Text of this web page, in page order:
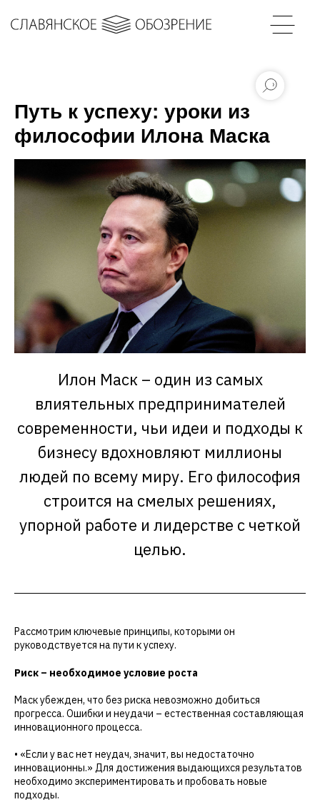
Путь к успеху: уроки из
философии Илона Маска
Илон Маск – один из самых
влиятельных предпринимателей
современности, чьи идеи и подходы к
бизнесу вдохновляют миллионы
людей по всему миру. Его философия
строится на смелых решениях,
упорной работе и лидерстве с четкой
целью.
Рассмотрим ключевые принципы, которыми он
руководствуется на пути к успеху.
Риск – необходимое условие роста
Маск убежден, что без риска невозможно добиться
прогресса. Ошибки и неудачи – естественная составляющая
инновационного процесса.
• «Если у вас нет неудач, значит, вы недостаточно
инновационны.» Для достижения выдающихся результатов
необходимо экспериментировать и пробовать новые
подходы.